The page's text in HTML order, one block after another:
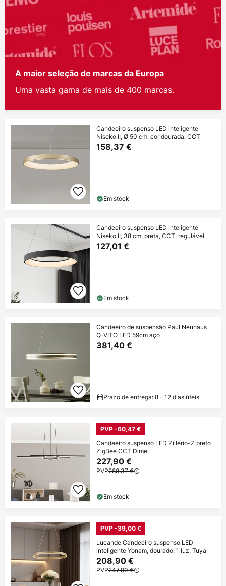
A maior seleção de marcas da Europa
Uma vasta gama de mais de 400 marcas.
Candeeiro suspenso LED inteligente
Niseko II, Ø 50 cm, cor dourada, CCT
158,37 €
Em stock
Candeeiro suspenso LED inteligente
Niseko II, 38 cm, preta, CCT, regulável
127,01 €
Em stock
Candeeiro de suspensão Paul Neuhaus
Q-VITO LED 59cm aço
381,40 €
Prazo de entrega: 8 - 12 dias úteis
PVP -60,47 €
Candeeiro suspenso LED Zillerio-Z preto
ZigBee CCT Dime
227,90 €
PVP288,37 €
Em stock
PVP -39,00 €
Lucande Candeeiro suspenso LED
inteligente Yonam, dourado, 1 luz, Tuya
208,90 €
PVP247,90 €